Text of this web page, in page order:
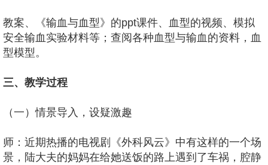
教案、《输血与血型》的ppt课件、血型的视频、模拟
安全输血实验材料等；查阅各种血型与输血的资料，血
型模型。
三、教学过程
（一）情景导入，设疑激趣
师：近期热播的电视剧《外科风云》中有这样的一个场
景，陆大夫的妈妈在给她送饭的路上遇到了车祸，腔静